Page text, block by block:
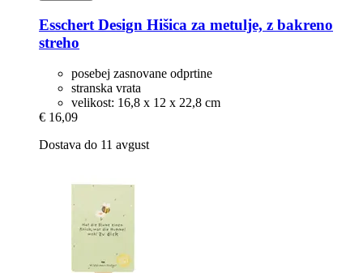
Esschert Design Hišica za metulje, z bakreno
streho
posebej zasnovane odprtine
stranska vrata
velikost: 16,8 x 12 x 22,8 cm
€ 16,09
Dostava do 11 avgust